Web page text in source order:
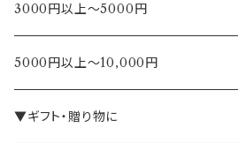
3000円以上～5000円
5000円以上～10,000円
▼ギフト・贈り物に